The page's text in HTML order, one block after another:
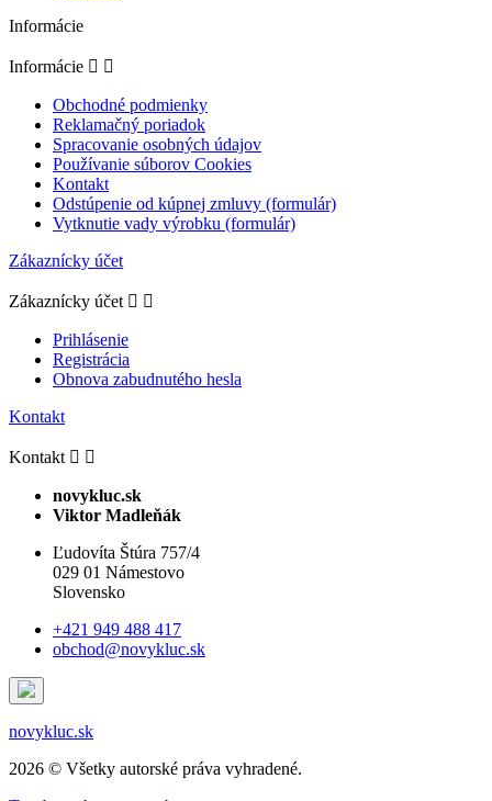
Informácie
Informácie  
Obchodné podmienky
Reklamačný poriadok
Spracovanie osobných údajov
Používanie súborov Cookies
Kontakt
Odstúpenie od kúpnej zmluvy (formulár)
Vytknutie vady výrobku (formulár)
Zákaznícky účet
Zákaznícky účet  
Prihlásenie
Registrácia
Obnova zabudnutého hesla
Kontakt
Kontakt  
novykluc.sk
Viktor Madleňák
Ľudovíta Štúra 757/4
029 01 Námestovo
Slovensko
+421 949 488 417
obchod@novykluc.sk
novykluc.sk
2026 © Všetky autorské práva vyhradené.